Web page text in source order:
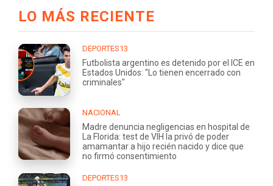
LO MÁS RECIENTE
DEPORTES13
Futbolista argentino es detenido por el ICE en
Estados Unidos: "Lo tienen encerrado con
criminales"
NACIONAL
Madre denuncia negligencias en hospital de
La Florida: test de VIH la privó de poder
amamantar a hijo recién nacido y dice que
no firmó consentimiento
DEPORTES13